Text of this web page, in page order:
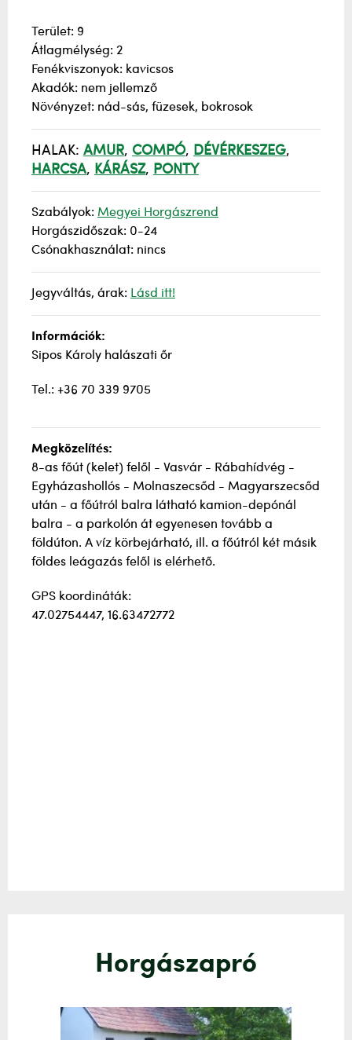
Terület: 9
Átlagmélység: 2
Fenékviszonyok: kavicsos
Akadók: nem jellemző
Növényzet: nád-sás, füzesek, bokrosok
HALAK: AMUR, COMPÓ, DÉVÉRKESZEG,
HARCSA, KÁRÁSZ, PONTY
Szabályok: Megyei Horgászrend
Horgászidőszak: 0-24
Csónakhasználat: nincs
Jegyváltás, árak: Lásd itt!
Információk:
Sipos Károly halászati őr
Tel.: +36 70 339 9705
Megközelítés:
8-as főút (kelet) felől - Vasvár - Rábahídvég -
Egyházashollós - Molnaszecsőd - Magyarszecsőd
után - a főútról balra látható kamion-depónál
balra - a parkolón át egyenesen tovább a
földúton. A víz körbejárható, ill. a főútról két másik
földes leágazás felől is elérhető.
GPS koordináták:
47.02754447, 16.63472772
Horgászapró